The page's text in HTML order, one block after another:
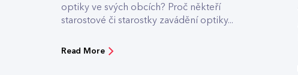
optiky ve svých obcích? Proč někteří
starostové či starostky zavádění optiky...
Read More